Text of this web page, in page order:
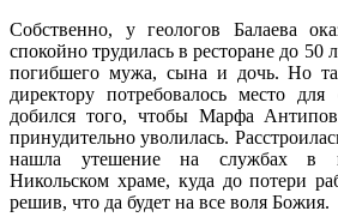
Собственно, у геологов Балаева
спокойно трудилась в ресторане до 50
погибшего мужа, сына и дочь. Но
директору потребовалось место
добился того, чтобы Марфа
принудительно уволилась.
нашла утешение на службах в
Никольском храме, куда до потери
решив, что да будет на все воля Божия.